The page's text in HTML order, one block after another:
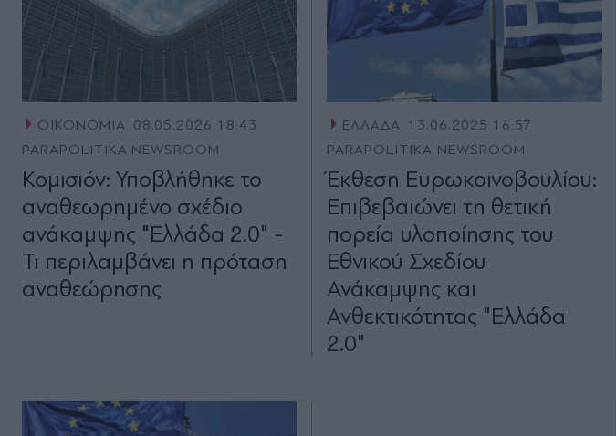
ΟΙΚΟΝΟΜΙΑ 08.05.2026 18:43
PARAPOLITIKA NEWSROOM
Κομισιόν: Υποβλήθηκε το
αναθεωρημένο σχέδιο
ανάκαμψης "Ελλάδα 2.0" -
Τι περιλαμβάνει η πρόταση
αναθεώρησης
ΕΛΛΑΔΑ 13.06.2025 16:57
PARAPOLITIKA NEWSROOM
Έκθεση Ευρωκοινοβουλίου:
Eπιβεβαιώνει τη θετική
πορεία υλοποίησης του
Εθνικού Σχεδίου
Ανάκαμψης και
Ανθεκτικότητας "Ελλάδα
2.0"